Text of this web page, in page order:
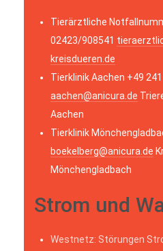
Tierärztliche
02423/908541
kreisdueren.de
Tierklinik Aachen +49
aachen@anicura.de
Aachen
Tierklinik
boekelberg@anicura.de
Mönchengladbach
Strom und
Westnetz: Störungen